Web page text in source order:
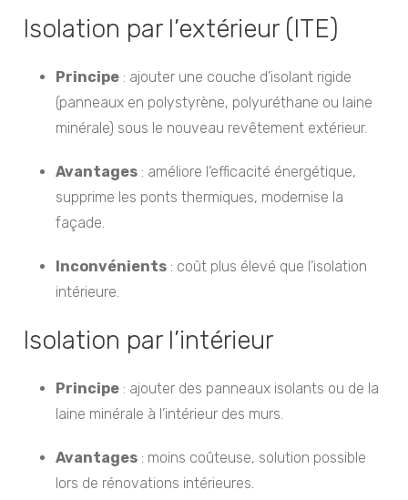
Isolation par l’extérieur (ITE)
Principe : ajouter une couche d’isolant rigide
(panneaux en polystyrène, polyuréthane ou laine
minérale) sous le nouveau revêtement extérieur.
Avantages : améliore l’efficacité énergétique,
supprime les ponts thermiques, modernise la
façade.
Inconvénients : coût plus élevé que l’isolation
intérieure.
Isolation par l’intérieur
Principe : ajouter des panneaux isolants ou de la
laine minérale à l’intérieur des murs.
Avantages : moins coûteuse, solution possible
lors de rénovations intérieures.